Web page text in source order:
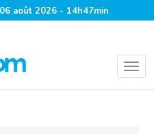
août 2026 - 14h47min